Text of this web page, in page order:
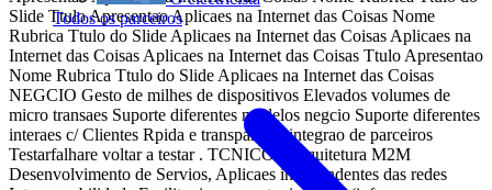
Todos os parceiros
Slide Ttulo Apresentao Aplicaes na Internet das Coisas Nome
Rubrica Ttulo do Slide Aplicaes na Internet das Coisas Aplicaes na
Internet das Coisas Aplicaes na Internet das Coisas Ttulo Apresentao
Nome Rubrica Ttulo do Slide Aplicaes na Internet das Coisas
NEGCIO Gesto de milhes de dispositivos Elevados volumes de
micro transaes Suporte diferentes modelos negcio Suporte diferentes
interaes c/ Clientes Rpida e transparente integrao de parceiros
Testarfalhare voltar a testar . TCNICOS Arquitetura M2M
Desenvolvimento de Servios, Aplicaes independentes das redes